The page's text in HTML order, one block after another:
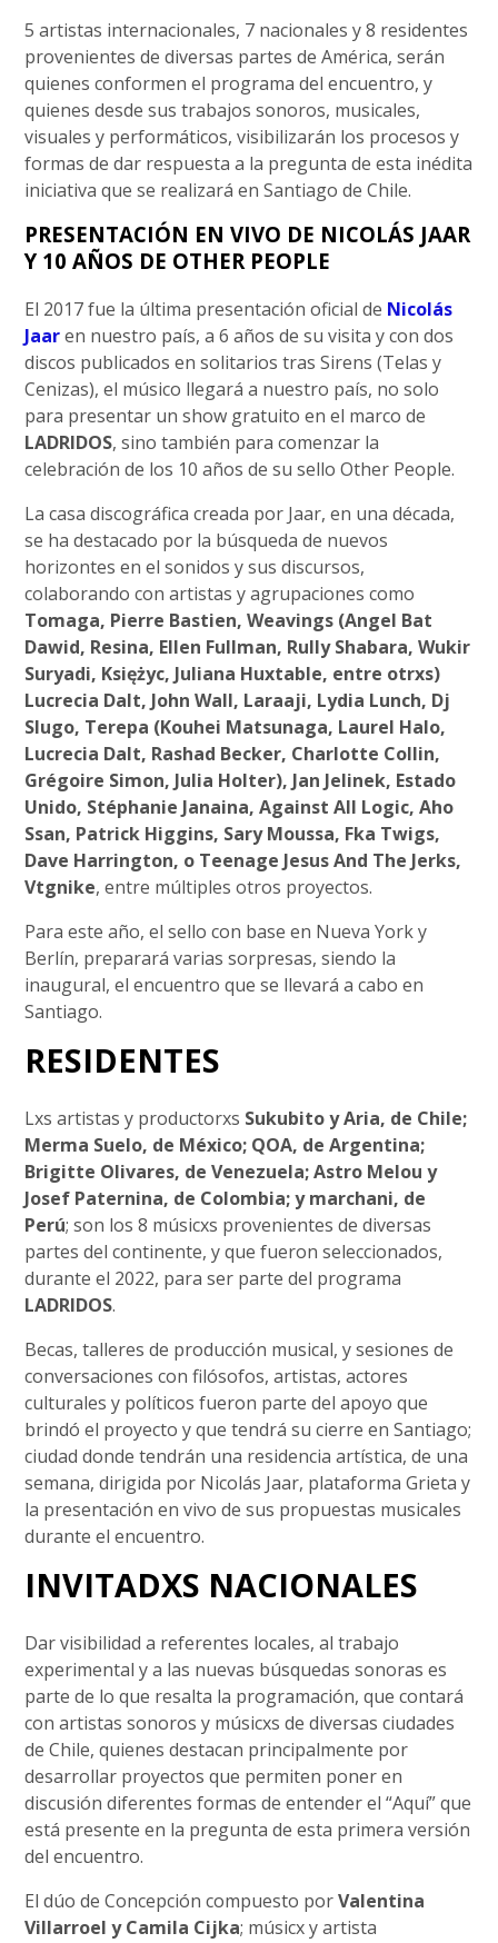
5 artistas internacionales, 7 nacionales y 8 residentes
provenientes de diversas partes de América, serán
quienes conformen el programa del encuentro, y
quienes desde sus trabajos sonoros, musicales,
visuales y performáticos, visibilizarán los procesos y
formas de dar respuesta a la pregunta de esta inédita
iniciativa que se realizará en Santiago de Chile.
PRESENTACIÓN EN VIVO DE NICOLÁS JAAR
Y 10 AÑOS DE OTHER PEOPLE
El 2017 fue la última presentación oficial de Nicolás
Jaaren nuestro país, a 6 años de su visita y con dos
discos publicados en solitarios tras Sirens (Telas y
Cenizas), el músico llegará a nuestro país, no solo
para presentar un show gratuito en el marco de
LADRIDOS, sino también para comenzar la
celebración de los 10 años de su sello Other People.
La casa discográfica creada por Jaar, en una década,
se ha destacado por la búsqueda de nuevos
horizontes en el sonidos y sus discursos,
colaborando con artistas y agrupaciones como
Tomaga, Pierre Bastien, Weavings (Angel Bat
Dawid, Resina, Ellen Fullman, Rully Shabara, Wukir
Suryadi, Księżyc, Juliana Huxtable, entre otrxs)
Lucrecia Dalt, John Wall, Laraaji, Lydia Lunch, Dj
Slugo, Terepa (Kouhei Matsunaga, Laurel Halo,
Lucrecia Dalt, Rashad Becker, Charlotte Collin,
Grégoire Simon, Julia Holter), Jan Jelinek, Estado
Unido, Stéphanie Janaina, Against All Logic, Aho
Ssan, Patrick Higgins, Sary Moussa, Fka Twigs,
Dave Harrington, o Teenage Jesus And The Jerks,
Vtgnike, entre múltiples otros proyectos.
Para este año, el sello con base en Nueva York y
Berlín, preparará varias sorpresas, siendo la
inaugural, el encuentro que se llevará a cabo en
Santiago.
RESIDENTES
Lxs artistas y productorxs Sukubito y Aria, de Chile;
Merma Suelo, de México; QOA, de Argentina;
Brigitte Olivares, de Venezuela; Astro Melou y
Josef Paternina, de Colombia; y marchani, de
Perú; son los 8 músicxs provenientes de diversas
partes del continente, y que fueron seleccionados,
durante el 2022, para ser parte del programa
LADRIDOS.
Becas, talleres de producción musical, y sesiones de
conversaciones con filósofos, artistas, actores
culturales y políticos fueron parte del apoyo que
brindó el proyecto y que tendrá su cierre en Santiago;
ciudad donde tendrán una residencia artística, de una
semana, dirigida por Nicolás Jaar, plataforma Grieta y
la presentación en vivo de sus propuestas musicales
durante el encuentro.
INVITADXS NACIONALES
Dar visibilidad a referentes locales, al trabajo
experimental y a las nuevas búsquedas sonoras es
parte de lo que resalta la programación, que contará
con artistas sonoros y músicxs de diversas ciudades
de Chile, quienes destacan principalmente por
desarrollar proyectos que permiten poner en
discusión diferentes formas de entender el “Aquí” que
está presente en la pregunta de esta primera versión
del encuentro.
El dúo de Concepción compuesto porValentina
Villarroel y Camila Cijka; músicx y artista